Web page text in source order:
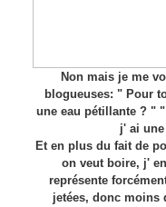
Non mais je me
blogueuses: " Pour
une eau pétillante ? "
j' ai
Et en plus du fait de
on veut boire, j'
représente
jetées, donc moins